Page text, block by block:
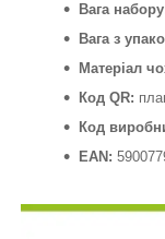
Вага
Вага з
Матеріал
Код QR:
Код
EAN: